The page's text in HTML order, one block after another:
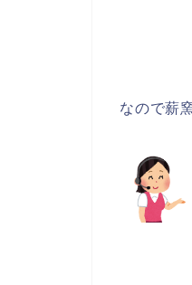
なので薪